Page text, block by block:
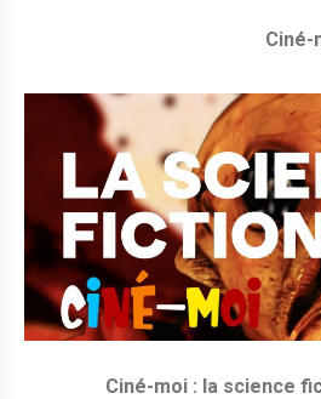
Ciné-
Ciné-moi : la science